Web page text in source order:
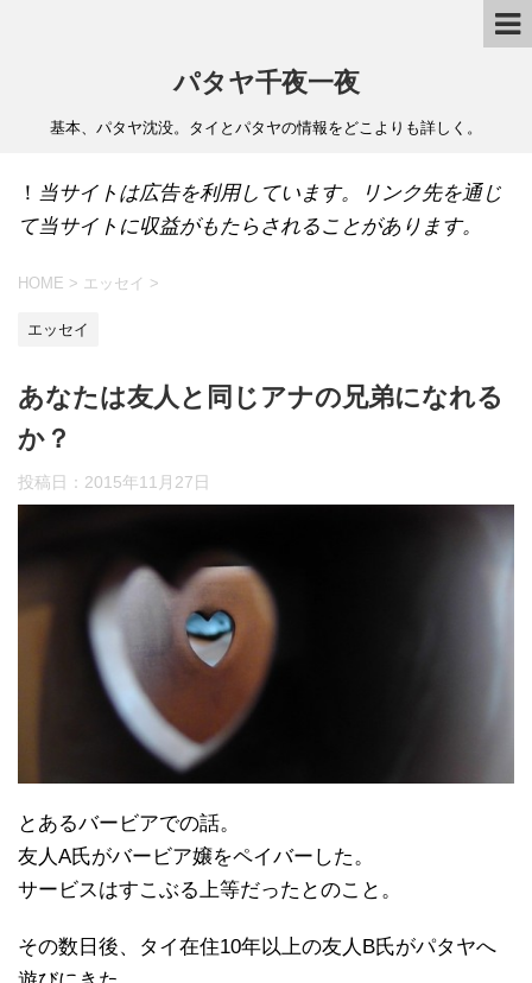
パタヤ千夜一夜
基本、パタヤ沈没。タイとパタヤの情報をどこよりも詳しく。
！ 当サイトは広告を利用しています。リンク先を通じ
て当サイトに収益がもたらされることがあります。
HOME > エッセイ >
エッセイ
あなたは友人と同じアナの兄弟になれる
か？
投稿日： 2015年11月27日
とあるバービアでの話。
友人A氏がバービア嬢をペイバーした。
サービスはすこぶる上等だったとのこと。
その数日後、タイ在住10年以上の友人B氏がパタヤへ